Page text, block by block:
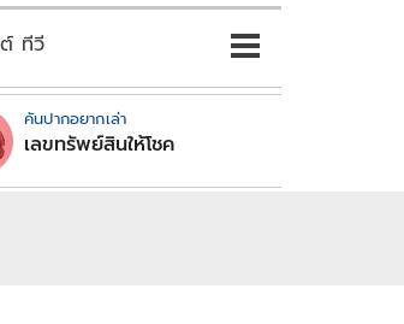
ทีวี
คันปากอยากเล่า
เลขทรัพย์สินให้โชค